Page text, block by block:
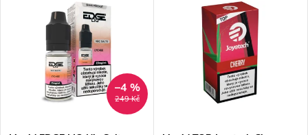
249 Kč
–4 %